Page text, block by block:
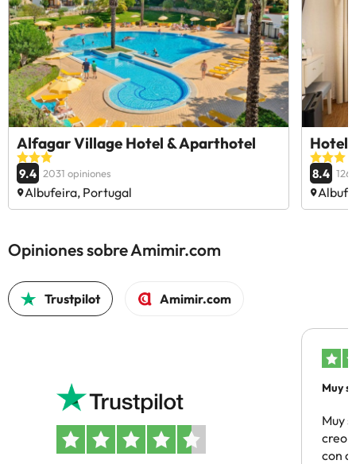
Alfagar Village Hotel & Aparthotel
9.4 2031 opiniones
Albufeira, Portugal
Hotel
8.4
Opiniones sobre Amimir.com
Trustpilot Amimir.com
Muy
Muy
creo
con